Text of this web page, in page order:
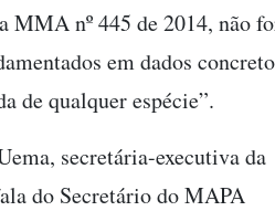
MMA nº 445 de 2014, não
em dados
de qualquer espécie”.
secretária-executiva da
do Secretário do MAPA